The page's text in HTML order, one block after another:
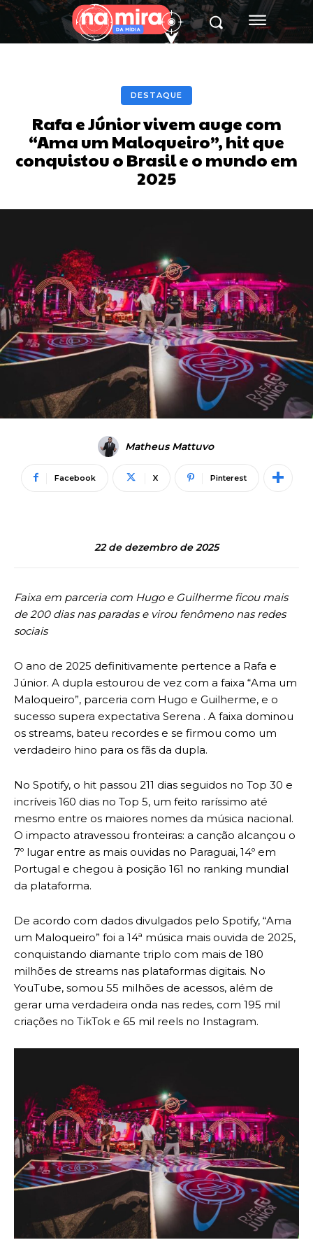
DESTAQUE
Rafa e Júnior vivem auge com
“Ama um Maloqueiro”, hit que
conquistou o Brasil e o mundo em
2025
Matheus Mattuvo
Facebook X Pinterest
22 de dezembro de 2025
Faixa em parceria com Hugo e Guilherme ficou mais
de 200 dias nas paradas e virou fenômeno nas redes
sociais
O ano de 2025 definitivamente pertence a Rafa e
Júnior. A dupla estourou de vez com a faixa “Ama um
Maloqueiro”, parceria com Hugo e Guilherme, e o
sucesso supera expectativa Serena . A faixa dominou
os streams, bateu recordes e se firmou como um
verdadeiro hino para os fãs da dupla.
No Spotify, o hit passou 211 dias seguidos no Top 30 e
incríveis 160 dias no Top 5, um feito raríssimo até
mesmo entre os maiores nomes da música nacional.
O impacto atravessou fronteiras: a canção alcançou o
7º lugar entre as mais ouvidas no Paraguai, 14º em
Portugal e chegou à posição 161 no ranking mundial
da plataforma.
De acordo com dados divulgados pelo Spotify, “Ama
um Maloqueiro” foi a 14ª música mais ouvida de 2025,
conquistando diamante triplo com mais de 180
milhões de streams nas plataformas digitais. No
YouTube, somou 55 milhões de acessos, além de
gerar uma verdadeira onda nas redes, com 195 mil
criações no TikTok e 65 mil reels no Instagram.